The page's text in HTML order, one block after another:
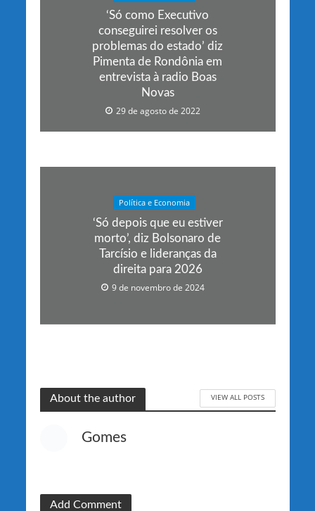
‘Só como Executivo
conseguirei resolver os
problemas do estado’ diz
Pimenta de Rondônia em
entrevista à radio Boas
Novas
29 de agosto de 2022
Política e Economia
‘Só depois que eu estiver
morto’, diz Bolsonaro de
Tarcísio e lideranças da
direita para 2026
9 de novembro de 2024
About the author VIEW ALL POSTS
Gomes
Add Comment